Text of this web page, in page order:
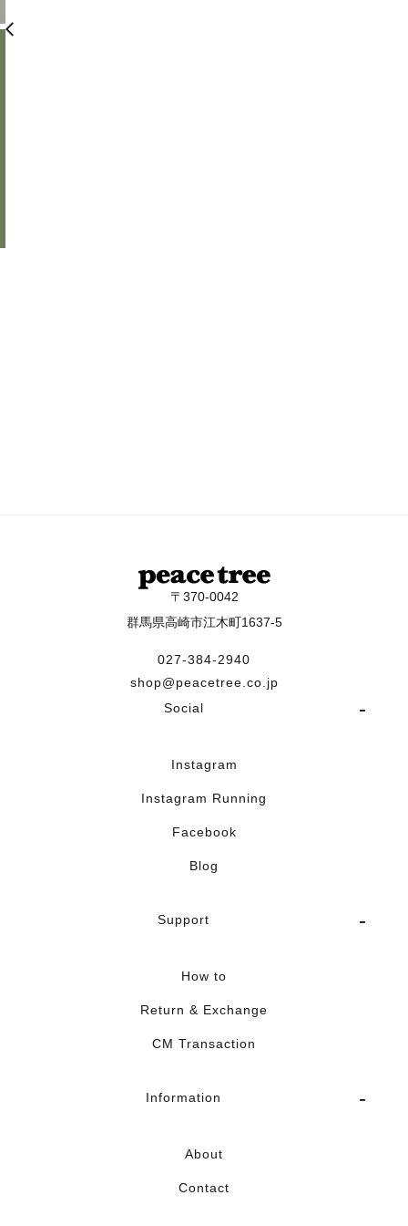
〒370-0042
群馬県高崎市江木町1637-5
027-384-2940
shop@peacetree.co.jp
Social
Instagram
Instagram Running
Facebook
Blog
Support
How to
Return & Exchange
CM Transaction
Information
About
Contact